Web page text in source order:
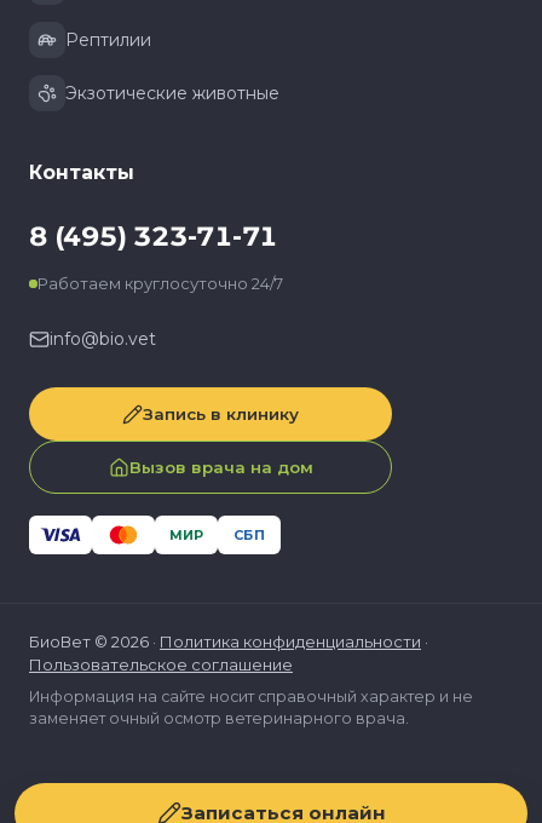
Записаться онлайн
Рептилии
Экзотические животные
Контакты
8 (495) 323-71-71
Работаем круглосуточно 24/7
info@bio.vet
Запись в клинику
Вызов врача на дом
МИР СБП
БиоВет © 2026 · Политика конфиденциальности ·
Пользовательское соглашение
Информация на сайте носит справочный характер и не
заменяет очный осмотр ветеринарного врача.